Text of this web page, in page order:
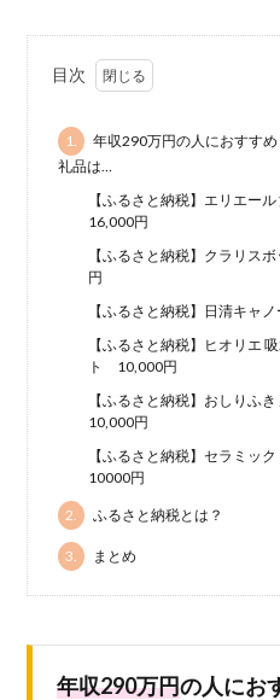
目次
1.
年収290万円の人におすす
礼品は…
【ふるさと納税】エリエー
16,000円
【ふるさと納税】クラリス
円
【ふるさと納税】日清キャ
【ふるさと納税】ヒオリエ
ト 10,000円
【ふるさと納税】おしりふ
10,000円
【ふるさと納税】セラミッ
10000円
2. ふるさと納税とは？
3. まとめ
年収290万円の人にお